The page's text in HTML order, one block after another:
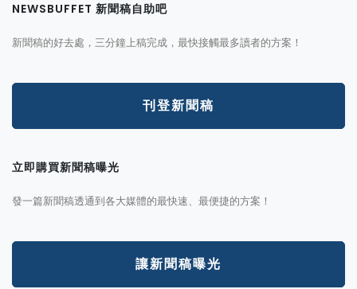
NEWSBUFFET 新聞稿自助吧
新聞稿的好去處，三分鐘上稿完成，最快接觸最多讀者的方案！
刊登新聞稿
立即購買新聞稿曝光
發一篇新聞稿透通到各大媒體的最快速、最便捷的方案！
讓新聞稿曝光